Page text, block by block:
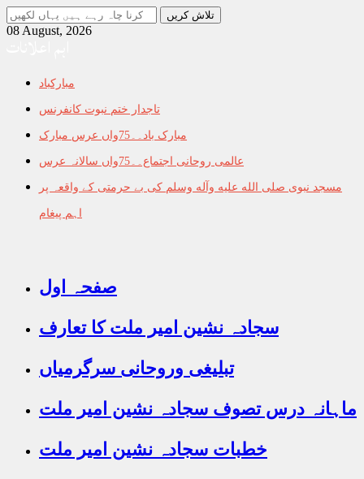
جو
تلاش
یہاں
08 August, 2026
اہم اعلانات
مبارکباد
تاجدار ختم نبوت کانفرنس
مبارک باد۔۔75واں عرس مبارک
عالمی روحانی اجتماع۔۔75واں سالانہ عرس
مسجد نبوی صلى الله عليه وآله وسلم کی بے حرمتی کے واقعہ پر
اہم پیغام
صفحہ اول
سجادہ نشین امیر ملت کا تعارف
تبلیغی وروحانی سرگرمیاں
ماہانہ درس تصوف سجادہ نشین امیر ملت
خطبات سجادہ نشین امیر ملت